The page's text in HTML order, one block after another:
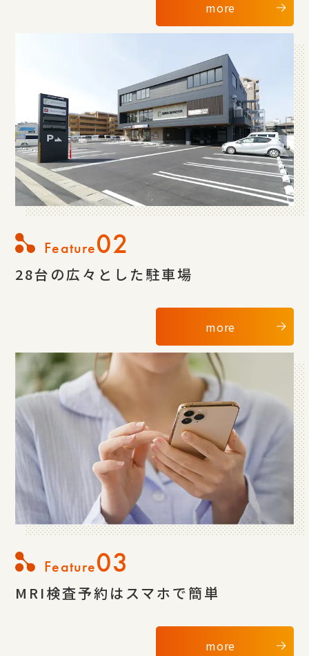
more
Feature02
28台の広々とした駐車場
more
Feature03
MRI検査予約はスマホで簡単
more